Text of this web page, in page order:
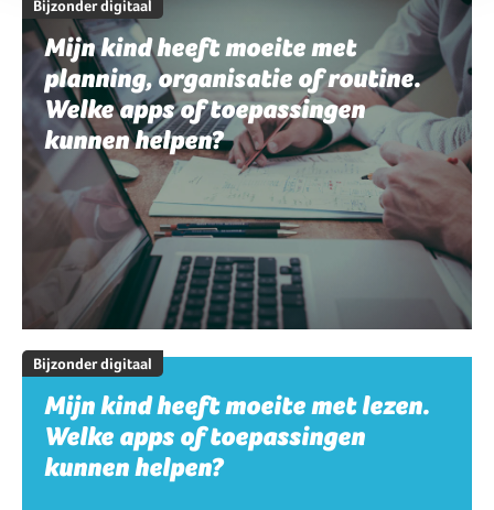
Bijzonder digitaal
Mijn kind heeft moeite met
planning, organisatie of routine.
Welke apps of toepassingen
kunnen helpen?
Bijzonder digitaal
Mijn kind heeft moeite met lezen.
Welke apps of toepassingen
kunnen helpen?